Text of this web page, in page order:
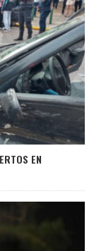
EN